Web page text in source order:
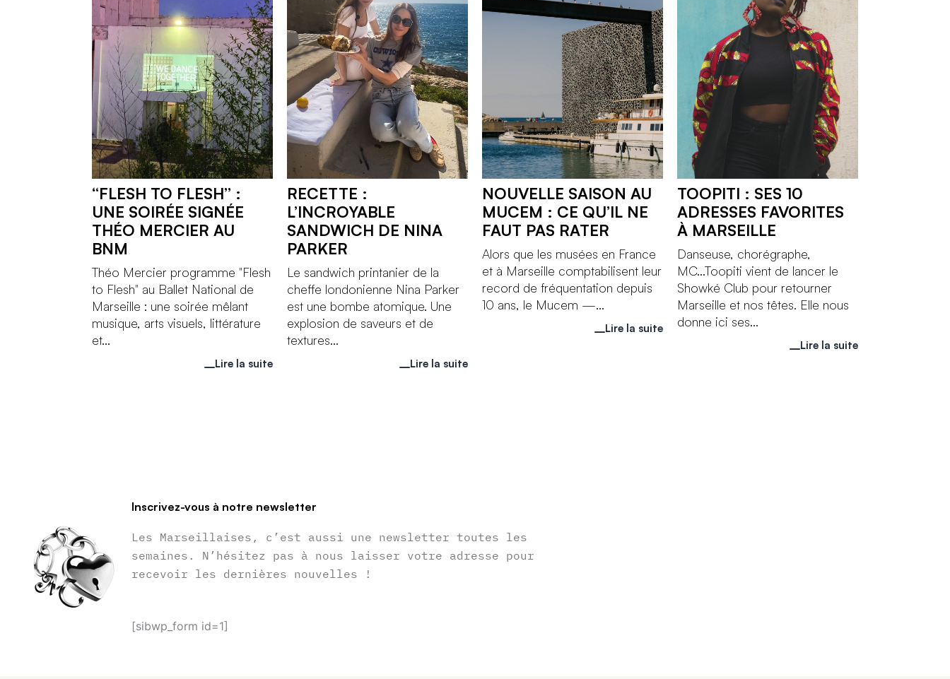
“FLESH TO FLESH” :
UNE SOIRÉE SIGNÉE
THÉO MERCIER AU
BNM
Théo Mercier programme "Flesh
to Flesh" au Ballet National de
Marseille : une soirée mêlant
musique, arts visuels, littérature
et...
Lire la suite
RECETTE :
L’INCROYABLE
SANDWICH DE NINA
PARKER
Le sandwich printanier de la
cheffe londonienne Nina Parker
est une bombe atomique. Une
explosion de saveurs et de
textures...
Lire la suite
NOUVELLE SAISON AU
MUCEM : CE QU’IL NE
FAUT PAS RATER
Alors que les musées en France
et à Marseille comptabilisent leur
record de fréquentation depuis
10 ans, le Mucem —...
Lire la suite
TOOPITI : SES 10
ADRESSES FAVORITES
À MARSEILLE
Danseuse, chorégraphe,
MC...Toopiti vient de lancer le
Showké Club pour retourner
Marseille et nos têtes. Elle nous
donne ici ses...
Lire la suite
Inscrivez-vous à notre newsletter
Les Marseillaises, c’est aussi une newsletter toutes les
semaines. N’hésitez pas à nous laisser votre adresse pour
recevoir les dernières nouvelles !
[sibwp_form id=1]